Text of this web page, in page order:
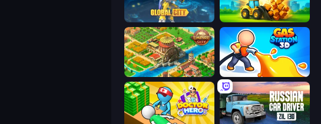
Global City Boomdozer
Empire City Gas Station 3D